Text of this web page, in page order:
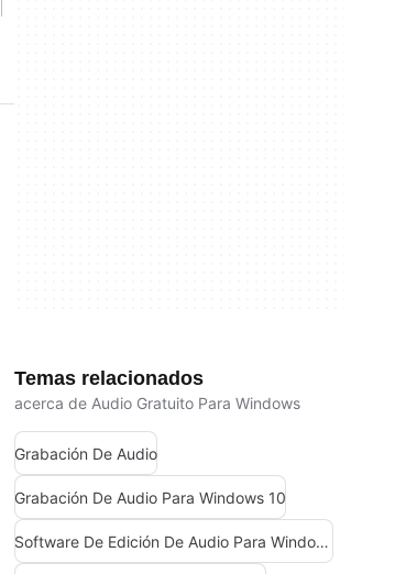
Temas relacionados
acerca de Audio Gratuito Para Windows
Grabación De Audio
Grabación De Audio Para Windows 10
Software De Edición De Audio Para Windows 7